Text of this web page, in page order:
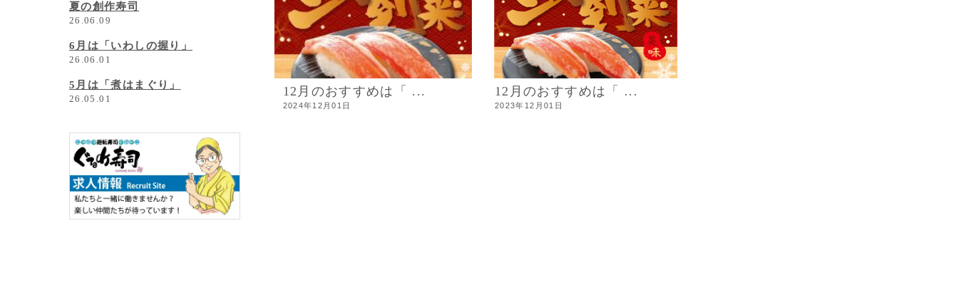
12月のおすすめは「 ...
2024年12月01日
12月のおすすめは「 ...
2023年12月01日
夏の創作寿司
26.06.09
6月は「いわしの握り」
26.06.01
5月は「煮はまぐり」
26.05.01